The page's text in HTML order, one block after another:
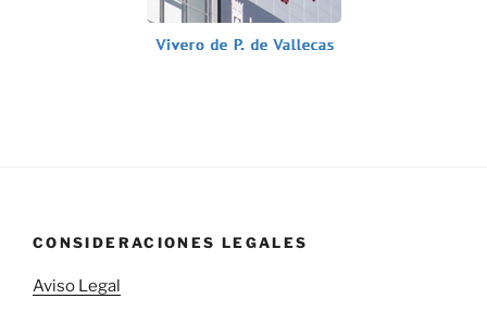
CONSIDERACIONES LEGALES
Aviso Legal